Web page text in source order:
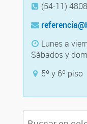
(54-11)
Lunes a
Sábados y
5º y 6º piso